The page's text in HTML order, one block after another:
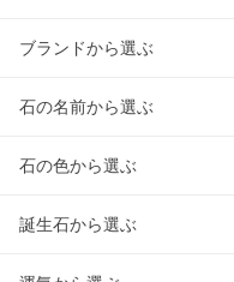
ブランドから選ぶ
石の名前から選ぶ
石の色から選ぶ
誕生石から選ぶ